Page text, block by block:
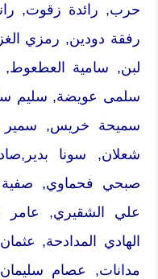
حرب, رائدة زقوت,
رفقة دودين, رمزي
لبن, سامية
سلمى عويضة, سليم
سميحة خريس, سمير
شعلان, سونا
صبحي فحماوي, صفية
علي الشقيري, عامر
الهادي المدادحة,
مدانات, عصام